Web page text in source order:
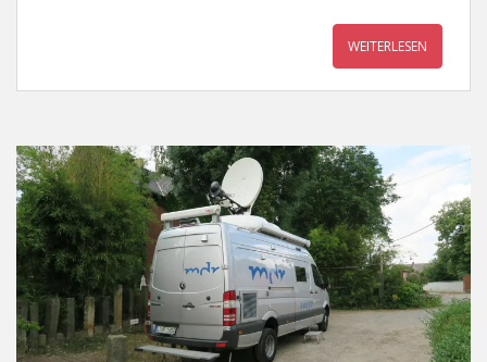
WEITERLESEN